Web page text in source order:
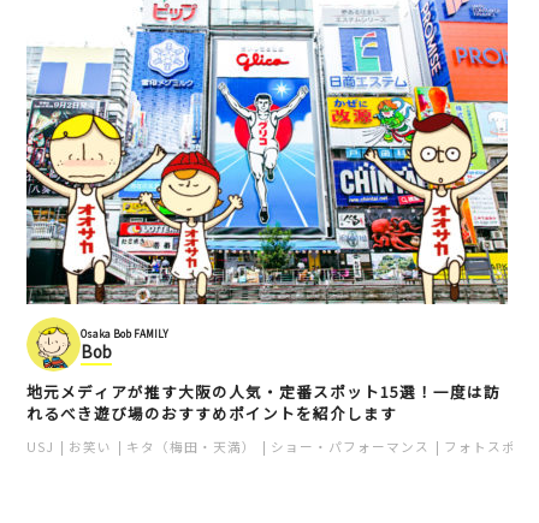
Osaka Bob FAMILY
Bob
地元メディアが推す大阪の人気・定番スポット15選！一度は訪
れるべき遊び場のおすすめポイントを紹介します
USJ お笑い キタ（梅田・天満） ショー・パフォーマンス フォトスポッ